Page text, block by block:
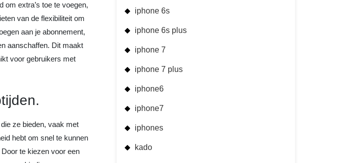
om extra’s toe te voegen,
van de flexibiliteit om
aan je abonnement,
aanschaffen. Dit maakt
voor gebruikers met
ze bieden, vaak met
hebt om snel te kunnen
te kiezen voor een
iphone 6s
iphone 6s plus
iphone 7
iphone 7 plus
iphone6
iphone7
iphones
kado